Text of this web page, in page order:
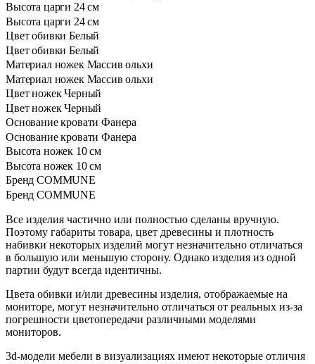
Высота царги 24 см
Высота царги 24 см
Цвет обивки Белый
Цвет обивки Белый
Материал ножек Массив ольхи
Материал ножек Массив ольхи
Цвет ножек Черный
Цвет ножек Черный
Основание кровати Фанера
Основание кровати Фанера
Высота ножек 10 см
Высота ножек 10 см
Бренд COMMUNE
Бренд COMMUNE
Все изделия частично или полностью сделаны вручную.
Поэтому габариты товара, цвет древесины и плотность
набивки некоторых изделий могут незначительно отличаться
в большую или меньшую сторону. Однако изделия из одной
партии будут всегда идентичны.
Цвета обивки и/или древесины изделия, отображаемые на
мониторе, могут незначительно отличаться от реальных из-за
погрешности цветопередачи различными моделями
мониторов.
3d-модели мебели в визуализациях имеют некоторые отличия